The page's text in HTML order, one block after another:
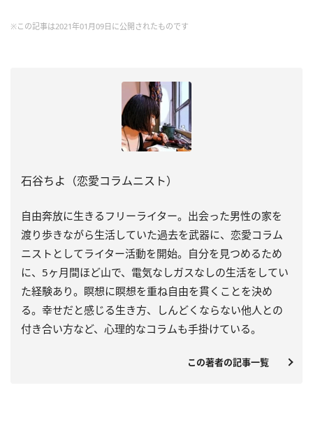
※この記事は2021年01月09日に公開されたものです
石谷ちよ（恋愛コラムニスト）
自由奔放に生きるフリーライター。出会った男性の家を
渡り歩きながら生活していた過去を武器に、恋愛コラム
ニストとしてライター活動を開始。自分を見つめるため
に、5ヶ月間ほど山で、電気なしガスなしの生活をしてい
た経験あり。瞑想に瞑想を重ね自由を貫くことを決め
る。幸せだと感じる生き方、しんどくならない他人との
付き合い方など、心理的なコラムも手掛けている。
この著者の記事一覧